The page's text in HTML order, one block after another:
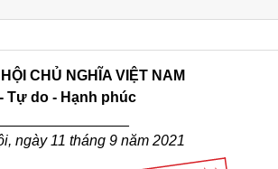
CHỦ NGHĨA VIỆT NAM
Tự do - Hạnh phúc
ngày 11 tháng 9 năm 2021